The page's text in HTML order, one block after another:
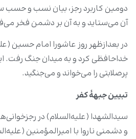
دومین کاربرد رجز، بیان نسب و حسب
آن می‌ستاید و به آن بر دشمن فخر
در بعدازظهر روز عاشورا امام حسین
خداحافظی کرد و به میدان جنگ رفت.
پرصلابتی را می‌خواند و می‌جنگید.
تبیین جبهۀ کفر
سیدالشهدا (علیه‌السلام) در
و دشمنی ناروا با امیرالمؤمنین